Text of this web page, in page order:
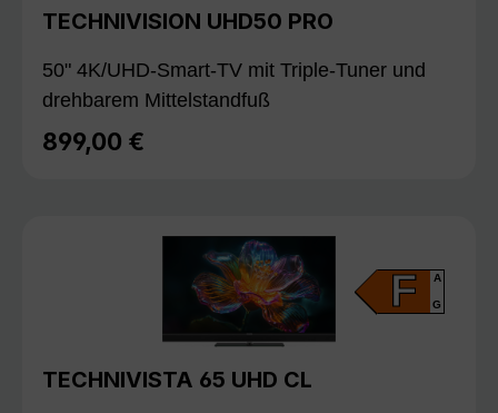
TECHNIVISION UHD50 PRO
50" 4K/UHD-Smart-TV mit Triple-Tuner und
drehbarem Mittelstandfuß
Regulärer Preis:
899,00 €
F A
G
TECHNIVISTA 65 UHD CL